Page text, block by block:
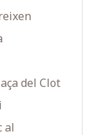
del Clot
al